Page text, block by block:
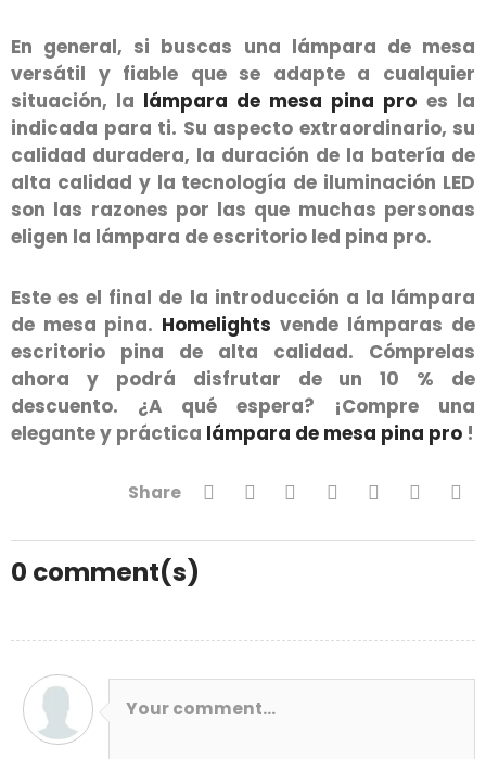
En general, si buscas una lámpara de mesa
versátil y fiable que se adapte a cualquier
situación, la lámpara de mesa pina pro es la
indicada para ti. Su aspecto extraordinario, su
calidad duradera, la duración de la batería de
alta calidad y la tecnología de iluminación LED
son las razones por las que muchas personas
eligen la lámpara de escritorio led pina pro.
Este es el final de la introducción a la lámpara
de mesa pina. Homelights vende lámparas de
escritorio pina de alta calidad. Cómprelas
ahora y podrá disfrutar de un 10 % de
descuento. ¿A qué espera? ¡Compre una
elegante y práctica lámpara de mesa pina pro !
Share
0 comment(s)
Your comment...